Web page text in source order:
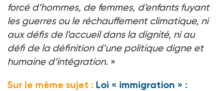
forcé d’hommes, de femmes, d’enfants fuyant
les guerres ou le réchauffement climatique, ni
aux défis de l’accueil dans la dignité, ni au
défi de la définition d’une politique digne et
humaine d’intégration. »
Sur le même sujet : Loi « immigration » :